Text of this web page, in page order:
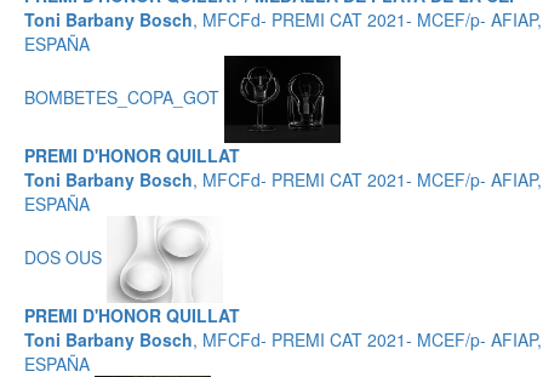
Toni Barbany Bosch, MFCFd- PREMI CAT 2021- MCEF/p- AFIAP,
ESPAÑA
BOMBETES_COPA_GOT
PREMI D'HONOR QUILLAT
Toni Barbany Bosch, MFCFd- PREMI CAT 2021- MCEF/p- AFIAP,
ESPAÑA
DOS OUS
PREMI D'HONOR QUILLAT
Toni Barbany Bosch, MFCFd- PREMI CAT 2021- MCEF/p- AFIAP,
ESPAÑA